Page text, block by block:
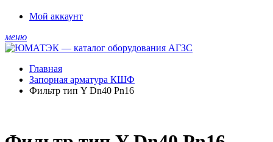
Мой аккаунт
меню
Главная
Запорная арматура КШФ
Фильтр тип Y Dn40 Рn16